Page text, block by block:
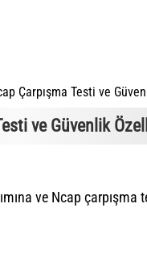
Çarpışma Testi ve
ve Güvenlik
ve Ncap çarpışma